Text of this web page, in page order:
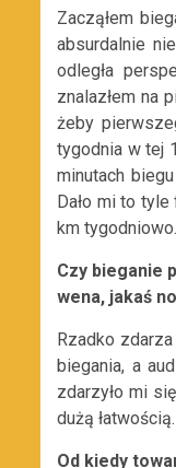
Zacząłem
absurdalnie
odległa
znalazłem na
żeby
tygodnia w tej
minutach
Dało mi to
km
Czy bieganie
wena, jakaś
Rzadko
biegania, a
zdarzyło mi
dużą
Od kiedy